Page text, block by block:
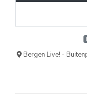
Bergen Live! -